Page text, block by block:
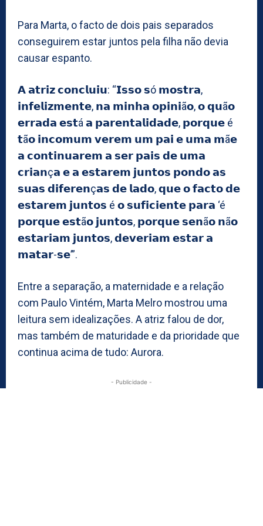
Para Marta, o facto de dois pais separados
conseguirem estar juntos pela filha não devia
causar espanto.
𝗔 𝗮𝘁𝗿𝗶𝘇 𝗰𝗼𝗻𝗰𝗹𝘂𝗶𝘂: “𝗜𝘀𝘀𝗼 𝘀ó 𝗺𝗼𝘀𝘁𝗿𝗮,
𝗶𝗻𝗳𝗲𝗹𝗶𝘇𝗺𝗲𝗻𝘁𝗲, 𝗻𝗮 𝗺𝗶𝗻𝗵𝗮 𝗼𝗽𝗶𝗻𝗶ã𝗼, 𝗼 𝗾𝘂ã𝗼
𝗲𝗿𝗿𝗮𝗱𝗮 𝗲𝘀𝘁á 𝗮 𝗽𝗮𝗿𝗲𝗻𝘁𝗮𝗹𝗶𝗱𝗮𝗱𝗲, 𝗽𝗼𝗿𝗾𝘂𝗲 é
𝘁ã𝗼 𝗶𝗻𝗰𝗼𝗺𝘂𝗺 𝘃𝗲𝗿𝗲𝗺 𝘂𝗺 𝗽𝗮𝗶 𝗲 𝘂𝗺𝗮 𝗺ã𝗲
𝗮 𝗰𝗼𝗻𝘁𝗶𝗻𝘂𝗮𝗿𝗲𝗺 𝗮 𝘀𝗲𝗿 𝗽𝗮𝗶𝘀 𝗱𝗲 𝘂𝗺𝗮
𝗰𝗿𝗶𝗮𝗻ç𝗮 𝗲 𝗮 𝗲𝘀𝘁𝗮𝗿𝗲𝗺 𝗷𝘂𝗻𝘁𝗼𝘀 𝗽𝗼𝗻𝗱𝗼 𝗮𝘀
𝘀𝘂𝗮𝘀 𝗱𝗶𝗳𝗲𝗿𝗲𝗻ç𝗮𝘀 𝗱𝗲 𝗹𝗮𝗱𝗼, 𝗾𝘂𝗲 𝗼 𝗳𝗮𝗰𝘁𝗼 𝗱𝗲
𝗲𝘀𝘁𝗮𝗿𝗲𝗺 𝗷𝘂𝗻𝘁𝗼𝘀 é 𝗼 𝘀𝘂𝗳𝗶𝗰𝗶𝗲𝗻𝘁𝗲 𝗽𝗮𝗿𝗮 ‘é
𝗽𝗼𝗿𝗾𝘂𝗲 𝗲𝘀𝘁ã𝗼 𝗷𝘂𝗻𝘁𝗼𝘀, 𝗽𝗼𝗿𝗾𝘂𝗲 𝘀𝗲𝗻ã𝗼 𝗻ã𝗼
𝗲𝘀𝘁𝗮𝗿𝗶𝗮𝗺 𝗷𝘂𝗻𝘁𝗼𝘀, 𝗱𝗲𝘃𝗲𝗿𝗶𝗮𝗺 𝗲𝘀𝘁𝗮𝗿 𝗮
𝗺𝗮𝘁𝗮𝗿-𝘀𝗲’”.
Entre a separação, a maternidade e a relação
com Paulo Vintém, Marta Melro mostrou uma
leitura sem idealizações. A atriz falou de dor,
mas também de maturidade e da prioridade que
continua acima de tudo: Aurora.
- Publicidade -